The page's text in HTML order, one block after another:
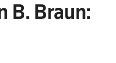
B. Braun: